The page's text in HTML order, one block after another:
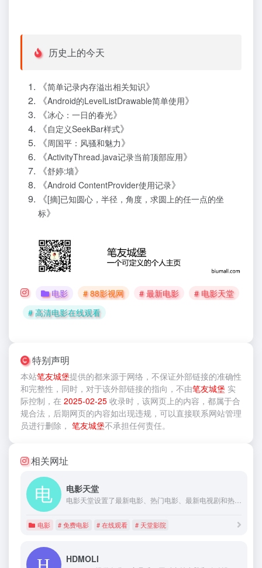
历史上的今天
《简单记录内存溢出相关知识》
《Android的LevelListDrawable简单使用》
《冰心：一日的春光》
《自定义SeekBar样式》
《周国平：风骚和魅力》
《ActivityThread.java记录当前顶部应用》
《舒婷:墙》
《Android ContentProvider使用记录》
《[摘]已知圆心，半径，角度，求圆上的任一点的坐
标》
电影 # 88影视网 # 最新电影
# 电影天堂
# 高清电影在线观看
特别声明
本站笔友城堡提供的都来源于网络，不保证外部链接的准确性
和完整性，同时，对于该外部链接的指向，不由笔友城堡 实
际控制，在 2025-02-25 收录时，该网页上的内容，都属于合
规合法，后期网页的内容如出现违规，可以直接联系网站管理
员进行删除， 笔友城堡不承担任何责任。
相关网址
电影天堂
电影天堂设置了最新电影、热门电影、最新电视剧和热门电视剧等栏目，本站所有热门电影电视剧均可在手机上免费在线观看。
电影 # 免费电影 # 在线观看 # 天堂影院
HDMOLI